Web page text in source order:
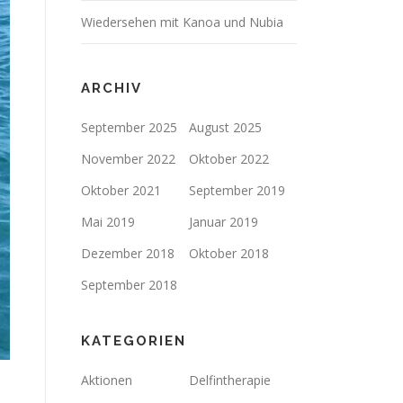
Wiedersehen mit Kanoa und Nubia
ARCHIV
September 2025
August 2025
November 2022
Oktober 2022
Oktober 2021
September 2019
Mai 2019
Januar 2019
Dezember 2018
Oktober 2018
September 2018
KATEGORIEN
Aktionen Delfintherapie